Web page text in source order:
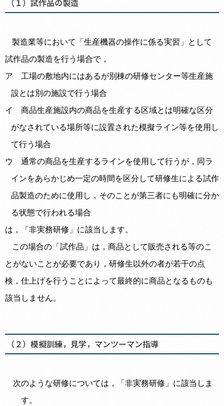
製造業等において「生産機器の操作に係る実習」として
試作品の製造を行う場合で，
ア 工場の敷地内にはあるが別棟の研修センター等生産施
設とは別の施設で行う場合
イ 商品生産施設内の商品を生産する区域とは明確な区分
がなされている場所等に設置された模擬ライン等を使用し
て行う場合
ウ 通常の商品を生産するラインを使用して行うが，同ラ
インをあらかじめ一定の時間を区分して研修生による試作
品製造のために使用し，そのことが第三者にも明確に分か
る状態で行われる場合
は，「非実務研修」に該当します。
この場合の「試作品」は，商品として販売される等のこ
とがないことが必要であり， 研修生以外の者が若干の点
検，仕上げを行うことによって最終的に商品となるものも
該当しません。
（２）模擬訓練，見学，マンツーマン指導
次のような研修については，「非実務研修」に該当しま
す。